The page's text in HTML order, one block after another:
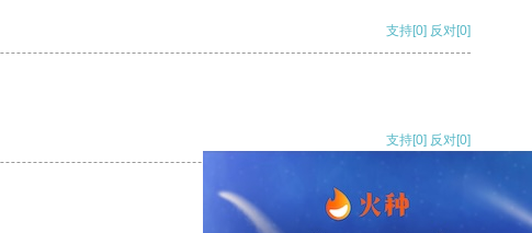
支持[0] 反对[0]
支持[0] 反对[0]